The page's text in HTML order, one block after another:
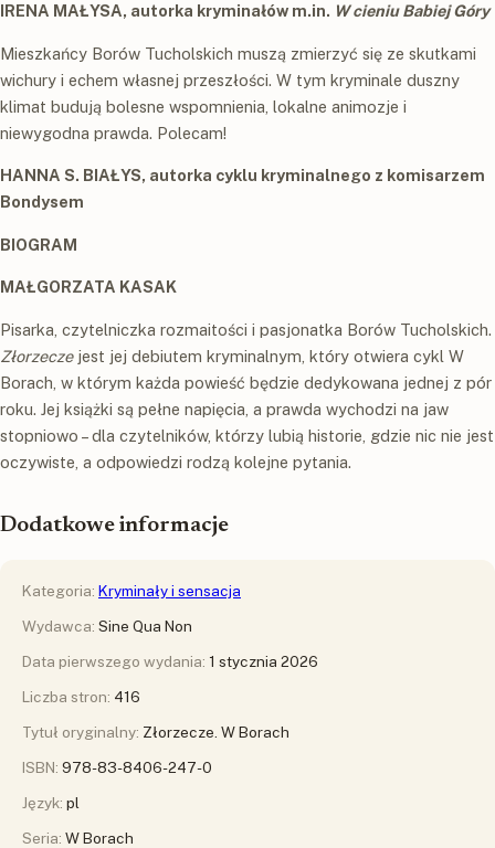
IRENA MAŁYSA, autorka kryminałów m.in. W cieniu Babiej Góry
Mieszkańcy Borów Tucholskich muszą zmierzyć się ze skutkami
wichury i echem własnej przeszłości. W tym kryminale duszny
klimat budują bolesne wspomnienia, lokalne animozje i
niewygodna prawda. Polecam!
HANNA S. BIAŁYS, autorka cyklu kryminalnego z komisarzem
Bondysem
BIOGRAM
MAŁGORZATA KASAK
Pisarka, czytelniczka rozmaitości i pasjonatka Borów Tucholskich.
Złorzeczejest jej debiutem kryminalnym, który otwiera cykl W
Borach, w którym każda powieść będzie dedykowana jednej z pór
roku. Jej książki są pełne napięcia, a prawda wychodzi na jaw
stopniowo – dla czytelników, którzy lubią historie, gdzie nic nie jest
oczywiste, a odpowiedzi rodzą kolejne pytania.
Dodatkowe informacje
Kategoria: Kryminały i sensacja
Wydawca: Sine Qua Non
Data pierwszego wydania: 1 stycznia 2026
Liczba stron: 416
Tytuł oryginalny: Złorzecze. W Borach
ISBN: 978-83-8406-247-0
Język: pl
Seria: W Borach